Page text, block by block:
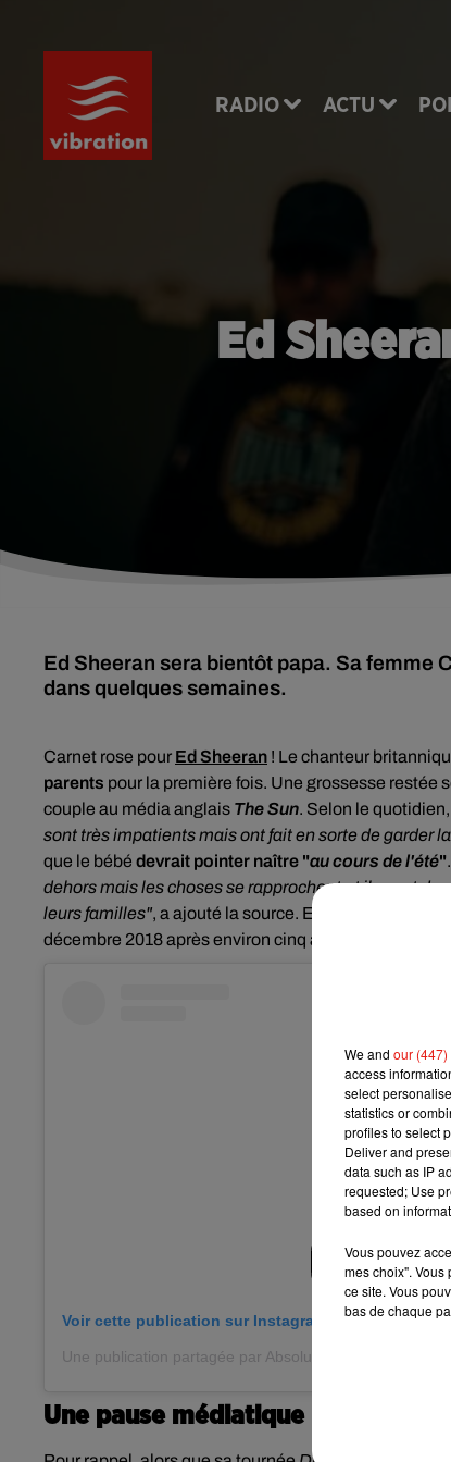
RADIO ACTU
Ed
Ed Sheeran sera bientôt papa. Sa femme
dans quelques semaines.
Carnet rose pour Ed Sheeran ! Le chanteur
parents pour la première fois. Une grossesse restée
couple au média anglais The Sun. Selon le
sont très impatients mais ont fait en sorte de garder
que le bébé devrait pointer naître "au cours de l'été".
dehors mais les choses se rapprochent et ils sont
leurs familles", a ajouté la source. Ed Sheeran et sa
décembre 2018 après environ cinq ans de relation.
Voir cette publication sur Instagram
Une publication partagée par Absolute India News
Une pause médiatique
We and our
access
select
statistics or
profiles to select
Deliver and
data such as IP
requested; Use
based on
Vous pouvez
mes choix".
ce site. Vous
bas de chaque